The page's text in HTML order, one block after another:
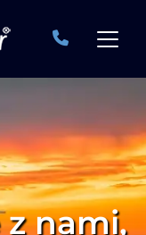
nami,